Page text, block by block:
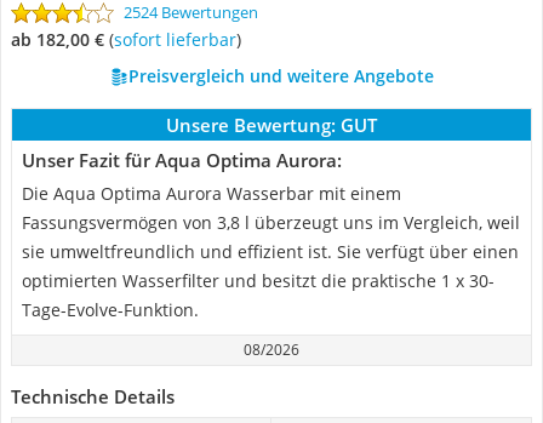
2524 Bewertungen
ab 182,00 € ( Sofort lieferbar)
Preisvergleich und weitere Angebote
Unsere Bewertung: GUT
Unser Fazit für Aqua Optima Aurora:
Die Aqua Optima Aurora Wasserbar mit einem
Fassungsvermögen von 3,8 l überzeugt uns im Vergleich, weil
sie umweltfreundlich und effizient ist. Sie verfügt über einen
optimierten Wasserfilter und besitzt die praktische 1 x 30-
Tage-Evolve-Funktion.
08/2026
Technische Details